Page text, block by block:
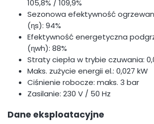
105,8% / 109,9%
Sezonowa efektywność
(ɳs): 94%
Efektywność energetyczna
(ɳwh): 88%
Straty ciepła w trybie czuwania:
Maks. zużycie energii el.: 0,027 kW
Ciśnienie robocze: maks. 3 bar
Zasilanie: 230 V / 50 Hz
Dane eksploatacyjne